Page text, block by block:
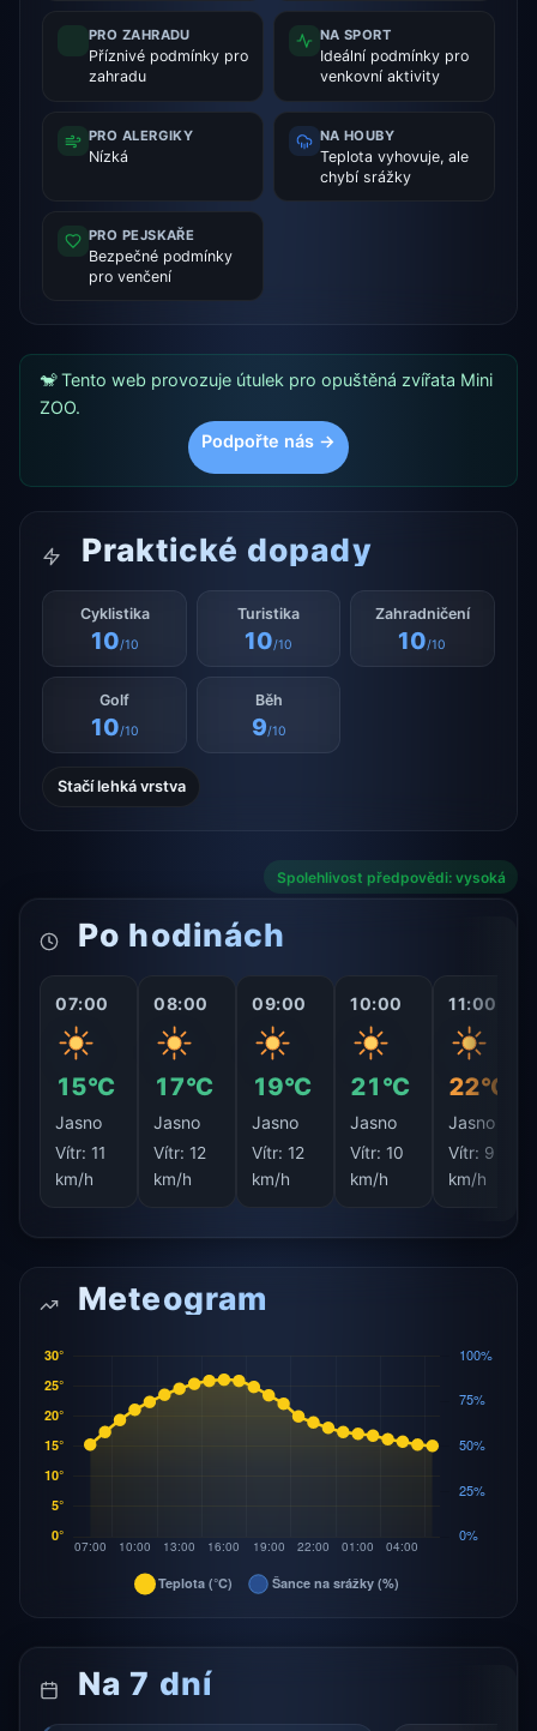
PRO ZAHRADU
Příznivé podmínky pro
zahradu
NA SPORT
Ideální podmínky pro
venkovní aktivity
PRO ALERGIKY
Nízká
NA HOUBY
Teplota vyhovuje, ale
chybí srážky
PRO PEJSKAŘE
Bezpečné podmínky
pro venčení
🐒 Tento web provozuje útulek pro opuštěná zvířata Mini
ZOO.
Podpořte nás →
Praktické dopady
Cyklistika
10/10
Turistika
10/10
Zahradničení
10/10
Golf
10/10
Běh
9/10
Stačí lehká vrstva
Spolehlivost předpovědi: vysoká
Po hodinách
07:00
15°C
Jasno
Vítr: 11
km/h
08:00
17°C
Jasno
Vítr: 12
km/h
09:00
19°C
Jasno
Vítr: 12
km/h
10:00
21°C
Jasno
Vítr: 10
km/h
11:00
22°C
Jasno
Vítr: 9
km/h
Meteogram
Na 7 dní